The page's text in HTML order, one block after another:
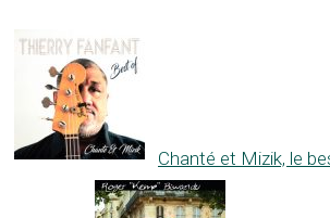
Chanté et Mizik, le